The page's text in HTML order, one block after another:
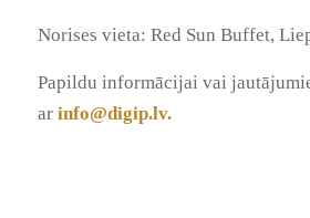
Norises vieta: Red Sun Buffet,
Papildu informācijai vai
ar info@digip.lv.